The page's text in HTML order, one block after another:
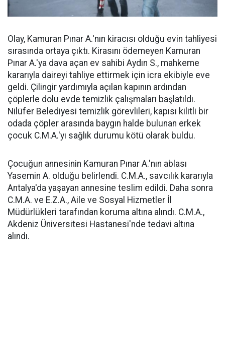
Olay, Kamuran Pınar A.'nın kiracısı olduğu evin tahliyesi
sırasında ortaya çıktı. Kirasını ödemeyen Kamuran
Pınar A.'ya dava açan ev sahibi Aydın S., mahkeme
kararıyla daireyi tahliye ettirmek için icra ekibiyle eve
geldi. Çilingir yardımıyla açılan kapının ardından
çöplerle dolu evde temizlik çalışmaları başlatıldı.
Nilüfer Belediyesi temizlik görevlileri, kapısı kilitli bir
odada çöpler arasında baygın halde bulunan erkek
çocuk C.M.A.'yı sağlık durumu kötü olarak buldu.
Çocuğun annesinin Kamuran Pınar A.'nın ablası
Yasemin A. olduğu belirlendi. C.M.A., savcılık kararıyla
Antalya'da yaşayan annesine teslim edildi. Daha sonra
C.M.A. ve E.Z.A., Aile ve Sosyal Hizmetler İl
Müdürlükleri tarafından koruma altına alındı. C.M.A.,
Akdeniz Üniversitesi Hastanesi'nde tedavi altına
alındı.